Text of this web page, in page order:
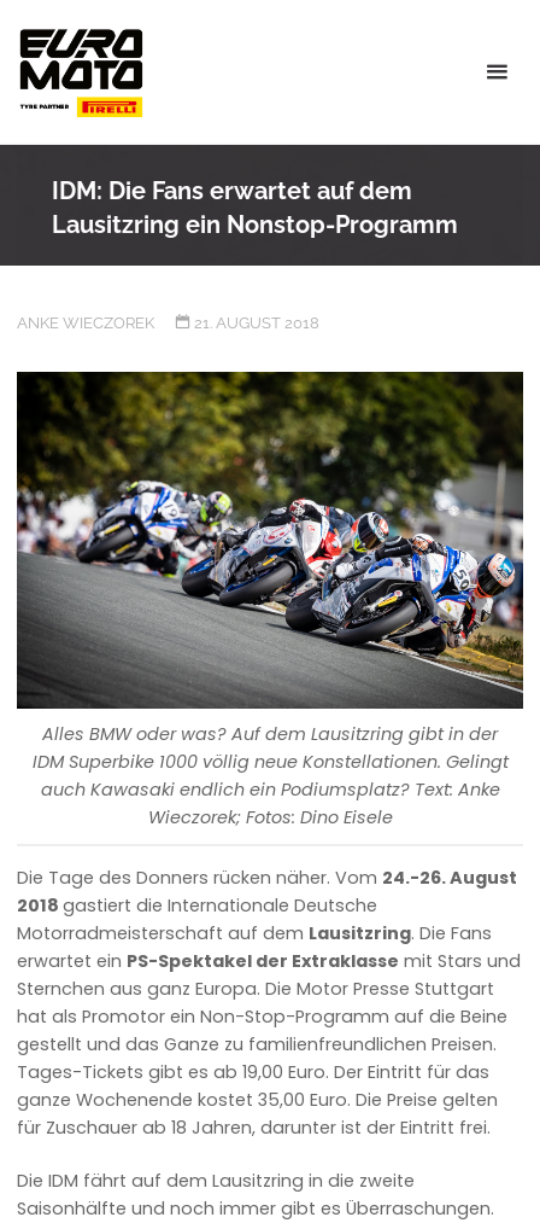
content
IDM: Die Fans erwartet auf dem
Lausitzring ein Nonstop-Programm
ANKE WIECZOREK 21. AUGUST 2018
Alles BMW oder was? Auf dem Lausitzring gibt in der
IDM Superbike 1000 völlig neue Konstellationen. Gelingt
auch Kawasaki endlich ein Podiumsplatz? Text: Anke
Wieczorek; Fotos: Dino Eisele
Die Tage des Donners rücken näher. Vom 24.-26. August
2018gastiert die Internationale Deutsche
Motorradmeisterschaft auf dem Lausitzring. Die Fans
erwartet ein PS-Spektakel der Extraklasse mit Stars und
Sternchen aus ganz Europa. Die Motor Presse Stuttgart
hat als Promotor ein Non-Stop-Programm auf die Beine
gestellt und das Ganze zu familienfreundlichen Preisen.
Tages-Tickets gibt es ab 19,00 Euro. Der Eintritt für das
ganze Wochenende kostet 35,00 Euro. Die Preise gelten
für Zuschauer ab 18 Jahren, darunter ist der Eintritt frei.
Die IDM fährt auf dem Lausitzring in die zweite
Saisonhälfte und noch immer gibt es Überraschungen.